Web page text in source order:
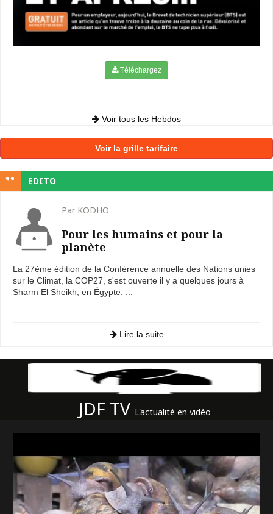
Téléchargez
Voir tous les Hebdos
Voir la grille tarifaire
EDITO
Par KODHO
Pour les humains et pour la
planète
La 27ème édition de la Conférence annuelle des Nations unies
sur le Climat, la COP27, s'est ouverte il y a quelques jours à
Sharm El Sheikh, en Égypte. ...
Lire la suite
JDF TV L'actualité en vidéo